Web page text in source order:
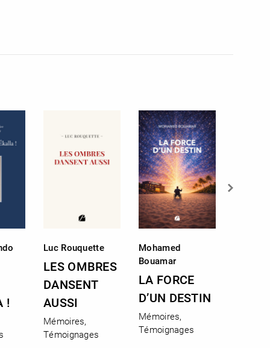
!
Luc Rouquette
LES OMBRES
DANSENT
AUSSI
Mémoires,
Témoignages
Mohamed
Bouamar
LA FORCE
D’UN DESTIN
Mémoires,
Témoignages